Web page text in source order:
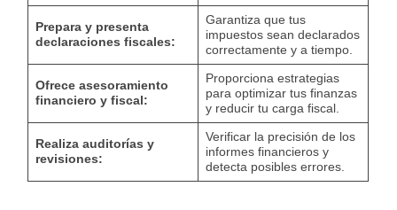
Prepara y presenta
declaraciones fiscales:
Garantiza que tus
impuestos sean declarados
correctamente y a tiempo.
Ofrece asesoramiento
financiero y fiscal:
Proporciona estrategias
para optimizar tus finanzas
y reducir tu carga fiscal.
Realiza auditorías y
revisiones:
Verificar la precisión de los
informes financieros y
detecta posibles errores.